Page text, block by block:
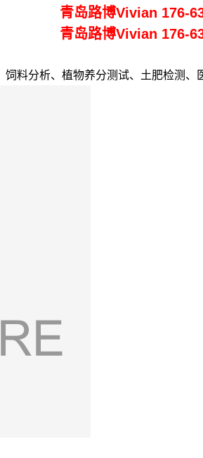
青岛路博Vivian 176-
青岛路博Vivian 176-
饲料分析、植物养分测试、土肥检测、